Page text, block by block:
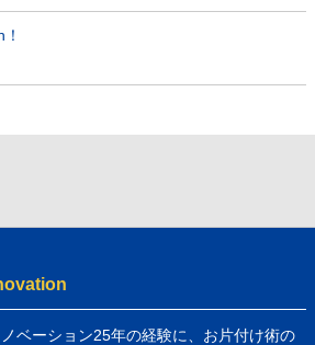
ベーション25年の経験に、お片付け術の